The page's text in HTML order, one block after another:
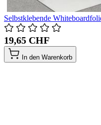
Selbstklebende
19,65 CHF
In den Warenkorb